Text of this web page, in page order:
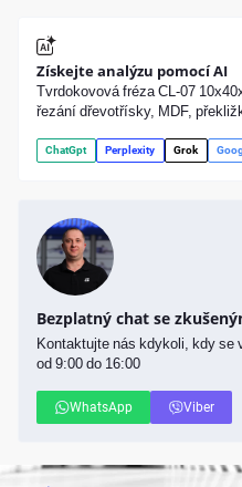
Získejte analýzu pomocí AI
Tvrdokovová fréza CL-07
řezání dřevotřísky, MDF,
ChatGpt Perplexity Grok
Bezplatný chat se
Kontaktujte nás kdykoli, kdy
od 9:00 do 16:00
WhatsApp Viber